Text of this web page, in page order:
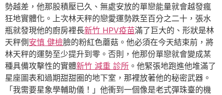
勢越差，他那股積壓已久、無處安放的單戀能量就會越發瘋
狂地實體化。上次林天秤的戀愛運勢跌至百分之二十，張水
瓶就發現他的廚房裡長新竹 HPV疫苗滿了巨大的、形狀是林
天秤側安慎 健檢臉的粉紅色蘑菇。他必須在今天結束前，將
林天秤的運勢至少提升到零。否則，他那份單戀就會變成某
種具備攻擊性的實體新竹 減重 診所 。他緊張地跑進他堆滿了
星座圖表和過期甜甜圈的地下室，那裡放著他的秘密武器。
「我需要星象學輔助儀！」他衝到一個像是老式彈珠臺的機